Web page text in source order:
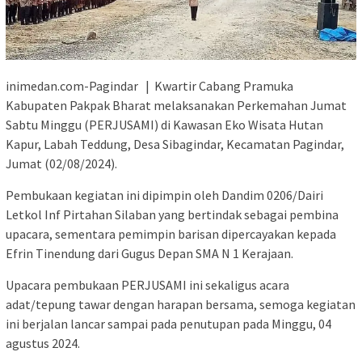
inimedan.com-Pagindar | Kwartir Cabang Pramuka
Kabupaten Pakpak Bharat melaksanakan Perkemahan Jumat
Sabtu Minggu (PERJUSAMI) di Kawasan Eko Wisata Hutan
Kapur, Labah Teddung, Desa Sibagindar, Kecamatan Pagindar,
Jumat (02/08/2024).
Pembukaan kegiatan ini dipimpin oleh Dandim 0206/Dairi
Letkol Inf Pirtahan Silaban yang bertindak sebagai pembina
upacara, sementara pemimpin barisan dipercayakan kepada
Efrin Tinendung dari Gugus Depan SMA N 1 Kerajaan.
Upacara pembukaan PERJUSAMI ini sekaligus acara
adat/tepung tawar dengan harapan bersama, semoga kegiatan
ini berjalan lancar sampai pada penutupan pada Minggu, 04
agustus 2024.